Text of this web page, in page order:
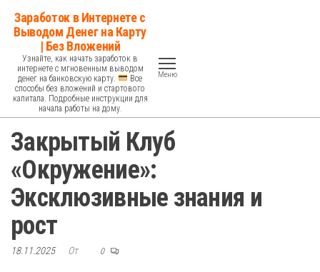
Перейти
содержимому
Заработок в Интернете с
Выводом Денег на Карту
| Без Вложений
Узнайте, как начать заработок в
интернете с мгновенным выводом
денег на банковскую карту.
Все
способы без вложений и стартового
капитала. Подробные инструкции для
начала работы на дому.
Меню
Закрытый Клуб
«Окружение»:
Эксклюзивные знания и
рост
18.11.2025 От 0